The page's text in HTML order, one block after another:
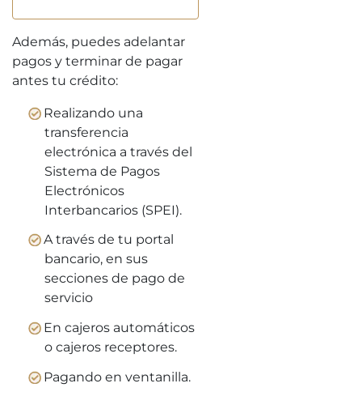
Además, puedes adelantar
pagos y terminar de pagar
antes tu crédito:
Realizando una
transferencia
electrónica a través del
Sistema de Pagos
Electrónicos
Interbancarios (SPEI).
A través de tu portal
bancario, en sus
secciones de pago de
servicio
En cajeros automáticos
o cajeros receptores.
Pagando en ventanilla.